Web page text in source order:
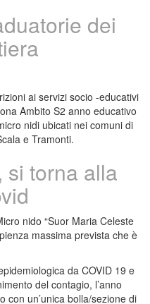
dei
ai servizi socio -educativi
Ambito S2 anno educativo
nidi ubicati nei comuni di
e Tramonti.
si torna alla
nido “Suor Maria Celeste
massima prevista che è
da COVID 19 e
del contagio, l’anno
con un’unica bolla/sezione di